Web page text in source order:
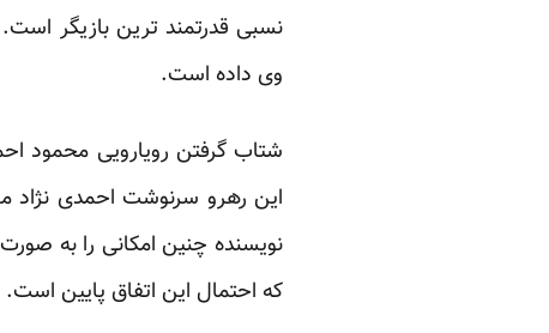
نسبی قدرتمند ترین بازیگر
وی داده است.
شتاب گرفتن رویارویی محمود
این رهرو سرنوشت احمدی
نویسنده چنین امکانی را به
که احتمال این اتفاق پایین است.